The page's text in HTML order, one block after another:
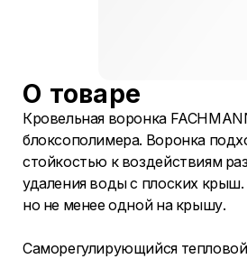
О товаре
Кровельная воронка
блоксополимера. Воронка
стойкостью к воздействиям
удаления воды с плоских
но не менее одной на крышу.
Саморегулирующийся